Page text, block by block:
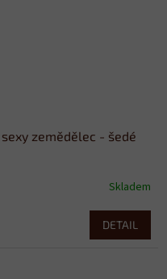
zemědělec - šedé
Skladem
DETAIL